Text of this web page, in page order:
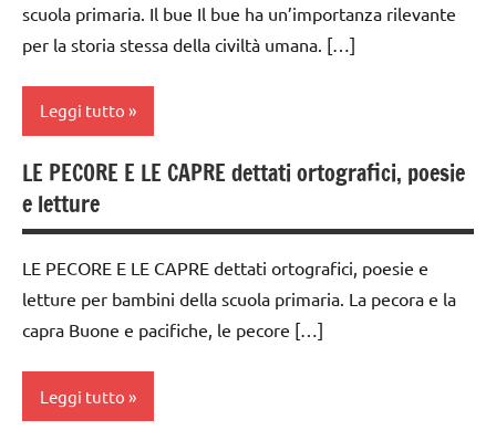
filastrocche
TUTTI GLI
ARGOMENTI
PER ETA'
TUTTI GLI
ARTICOLI
6
anni
dettati
/
animali
dettati
ortografici
poesie
animali
poesie e
filastrocche
scuola primaria. Il bue Il bue ha un’importanza rilevante
per la storia stessa della civiltà umana. […]
Leggi tutto
dai
6
anni
dettati
/
animali
dettati
ortografici
LE PECORE E LE CAPRE dettati ortografici, poesie
e letture
LE PECORE E LE CAPRE dettati ortografici, poesie e
letture per bambini della scuola primaria. La pecora e la
capra Buone e pacifiche, le pecore […]
Leggi tutto